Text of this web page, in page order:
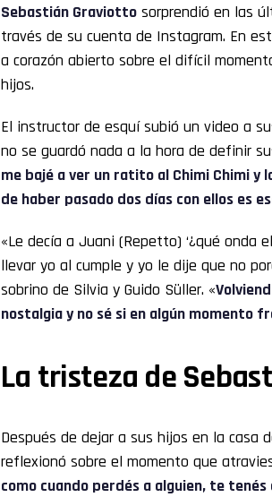
Sebastián Graviotto sorprendió en las
través de su cuenta de Instagram. En
a corazón abierto sobre el difícil
hijos.
El instructor de esquí subió un video a
no se guardó nada a la hora de definir
me bajé a ver un ratito al Chimi Chimi y
de haber pasado dos días con ellos es
«Le decía a Juani (Repetto) ‘¿qué onda
llevar yo al cumple y yo le dije que no
sobrino de Silvia y Guido Süller. «
nostalgia y no sé si en algún momento
La tristeza de
Después de dejar a sus hijos en la casa
reflexionó sobre el momento que
como cuando perdés a alguien, te